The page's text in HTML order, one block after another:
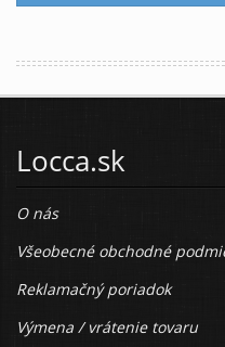
Locca.sk
O nás
Všeobecné obchodné
Reklamačný poriadok
Výmena / vrátenie tovaru